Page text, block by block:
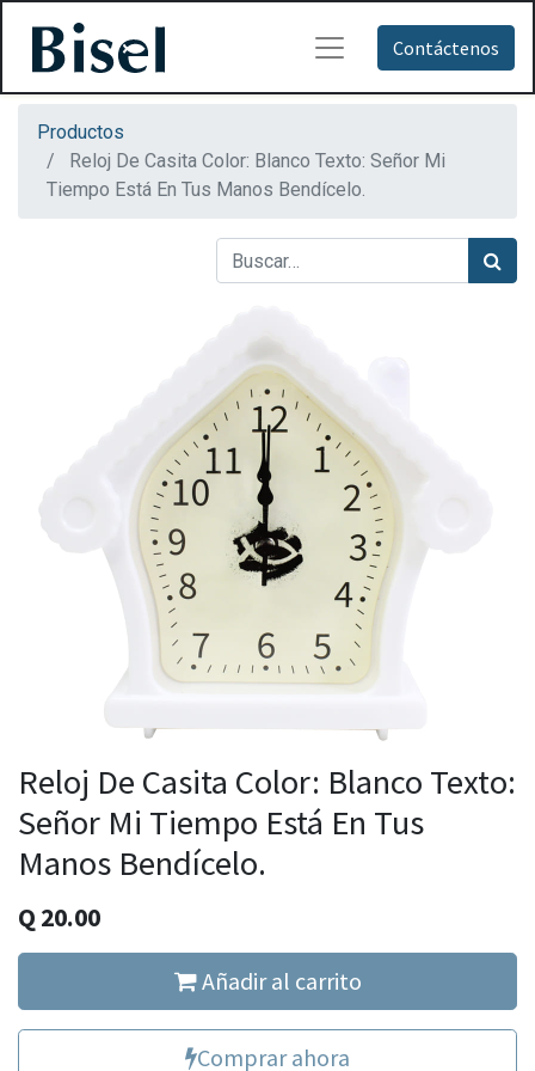
Contáctenos
Productos
Reloj De Casita Color: Blanco Texto: Señor Mi
Tiempo Está En Tus Manos Bendícelo.
Reloj De Casita Color: Blanco Texto:
Señor Mi Tiempo Está En Tus
Manos Bendícelo.
Q 20.00
Añadir al carrito
Comprar ahora